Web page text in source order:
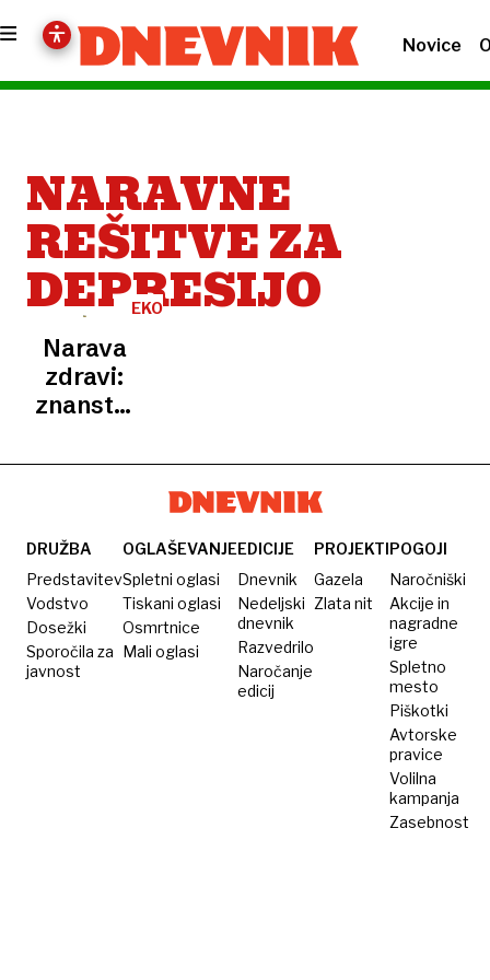
Novice
NARAVNE
REŠITVE ZA
DEPRESIJO
EKOLOŠKA
Narava
zdravi:
znanstveno
koliko
vsak
teden
preživeti
v gozdu
DRUŽBA
Predstavitev
Vodstvo
Dosežki
Sporočila za
javnost
OGLAŠEVANJE
Spletni oglasi
Tiskani oglasi
Osmrtnice
Mali oglasi
EDICIJE
Dnevnik
Nedeljski
dnevnik
Razvedrilo
Naročanje
edicij
PROJEKTI
Gazela
Zlata nit
POGOJI
Naročniški
Akcije in
nagradne
igre
Spletno
mesto
Piškotki
Avtorske
pravice
Volilna
kampanja
Zasebnost